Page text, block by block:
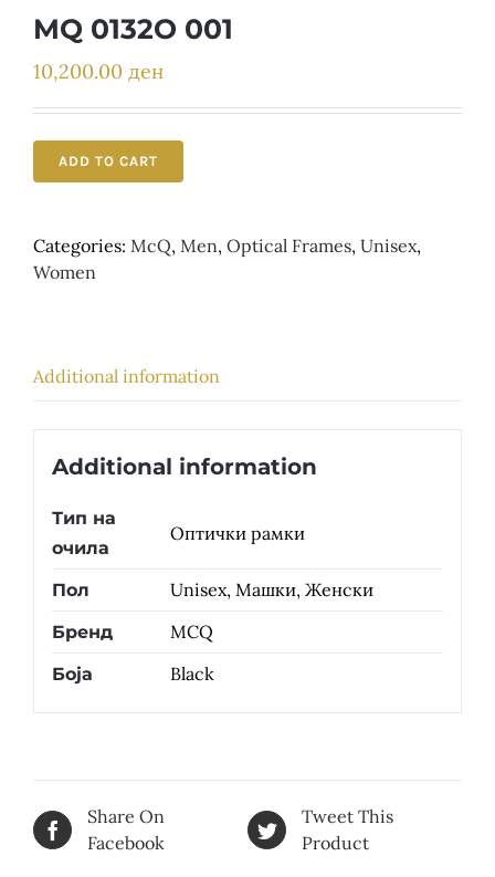
MQ 0132O 001
10,200.00 ден
ADD TO CART
Categories: McQ, Men, Optical Frames, Unisex,
Women
Additional information
Additional information
Тип на
очила
Оптички рамки
Пол Unisex, Машки, Женски
Бренд MCQ
Боја Black
Share On
Facebook
Tweet This
Product